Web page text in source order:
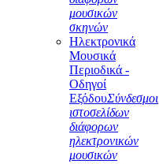
μουσικών
σκηνών
Ηλεκτρονικά
Μουσικά
Περιοδικά -
Οδηγοί
ΕξόδουΣύνδεσμοι
ιστοσελίδων
διάφορων
ηλεκτρονικών
μουσικών